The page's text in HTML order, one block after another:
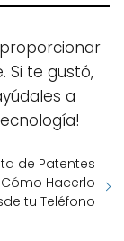
Si te gustó,
a
de Patentes
Hacerlo
tu Teléfono